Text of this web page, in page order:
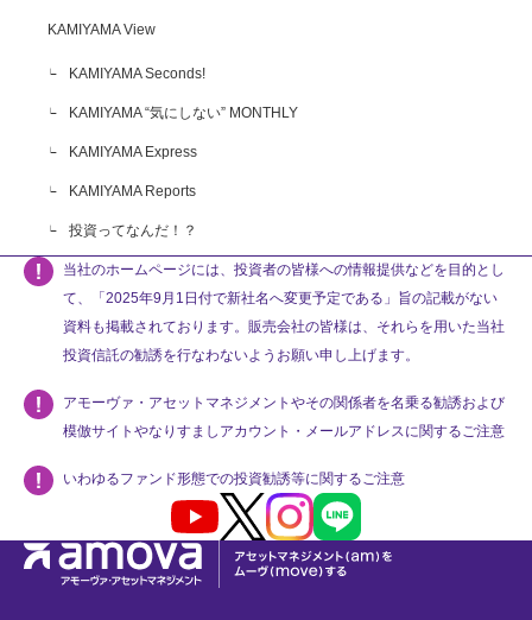
KAMIYAMA View
KAMIYAMA Seconds!
KAMIYAMA “気にしない” MONTHLY
KAMIYAMA Express
KAMIYAMA Reports
投資ってなんだ！？
当社のホームページには、投資者の皆様への情報提供などを目的とし
て、「2025年9月1日付で新社名へ変更予定である」旨の記載がない
資料も掲載されております。販売会社の皆様は、それらを用いた当社
投資信託の勧誘を行なわないようお願い申し上げます。
アモーヴァ・アセットマネジメントやその関係者を名乗る勧誘および
模倣サイトやなりすましアカウント・メールアドレスに関するご注意
いわゆるファンド形態での投資勧誘等に関するご注意
Youtube X InstagramLINE